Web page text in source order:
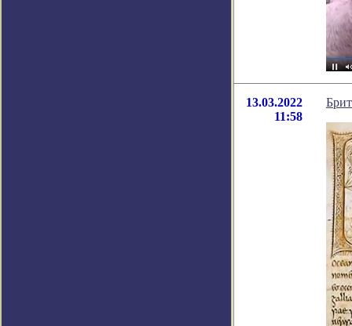
13.03.2022
11:58